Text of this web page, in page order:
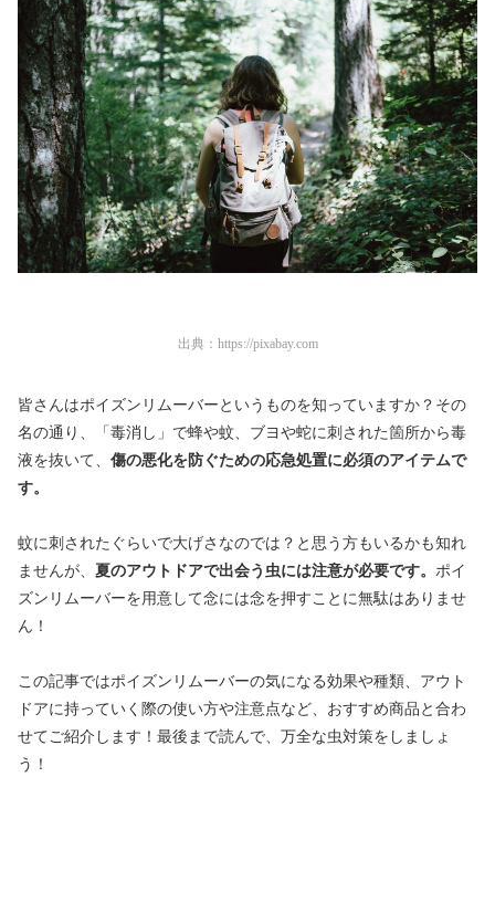
出典： https://pixabay.com
皆さんはポイズンリムーバーというものを知っていますか？その
名の通り、「毒消し」で蜂や蚊、ブヨや蛇に刺された箇所から毒
液を抜いて、 傷の悪化を防ぐための応急処置に必須のアイテムで
す。
蚊に刺されたぐらいで大げさなのでは？と思う方もいるかも知れ
ませんが、 夏のアウトドアで出会う虫には注意が必要です。 ポイ
ズンリムーバーを用意して念には念を押すことに無駄はありませ
ん！
この記事ではポイズンリムーバーの気になる効果や種類、アウト
ドアに持っていく際の使い方や注意点など、おすすめ商品と合わ
せてご紹介します！最後まで読んで、万全な虫対策をしましょ
う！